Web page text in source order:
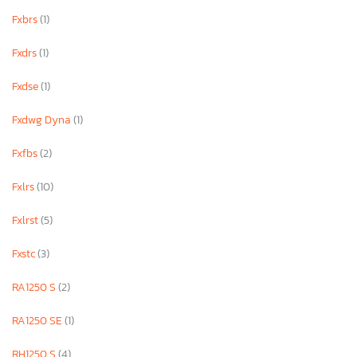
Fxbrs(1)
Fxdrs(1)
Fxdse(1)
Fxdwg Dyna(1)
Fxfbs(2)
Fxlrs(10)
Fxlrst(5)
Fxstc(3)
RA1250 S(2)
RA1250 SE(1)